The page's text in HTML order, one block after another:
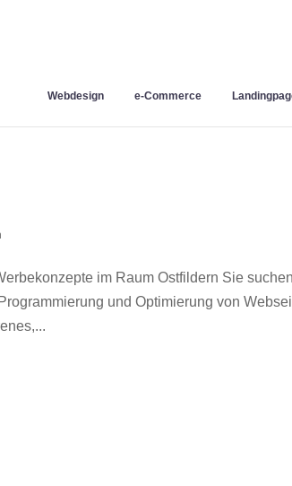
Webdesign e-Commerce
im Raum Ostfildern Sie
und Optimierung von